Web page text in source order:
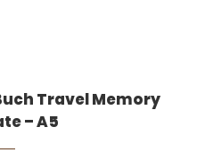
Travel Memory
– A5